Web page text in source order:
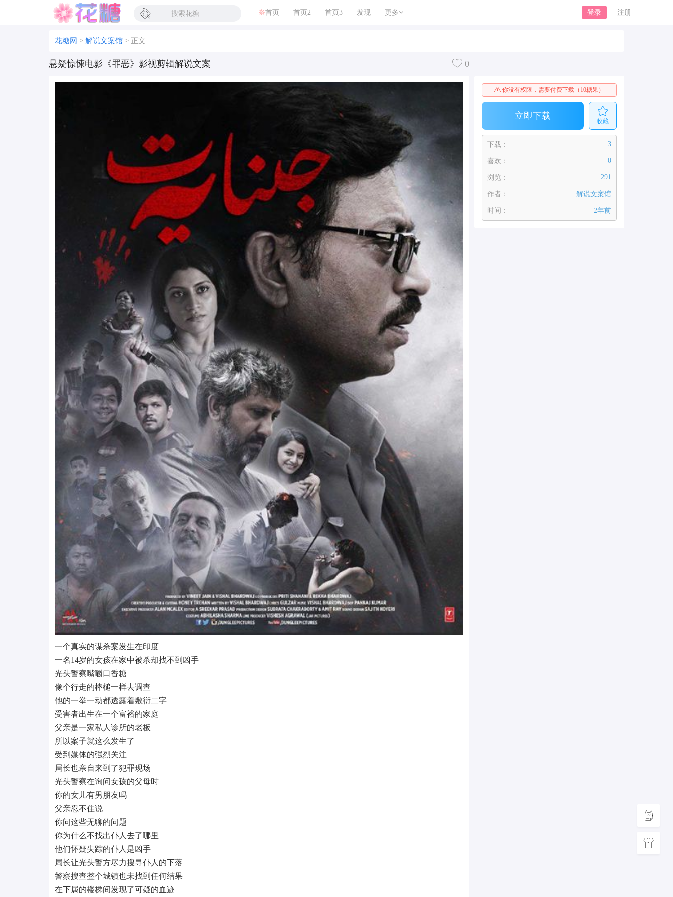
首页 首页2 首页3 发现 更多 登录 注册
花糖网 > 解说文案馆 > 正文
悬疑惊悚电影《罪恶》影视剪辑解说文案 0
一个真实的谋杀案发生在印度
一名14岁的女孩在家中被杀却找不到凶手
光头警察嘴嚼口香糖
像个行走的棒槌一样去调查
他的一举一动都透露着敷衍二字
受害者出生在一个富裕的家庭
父亲是一家私人诊所的老板
所以案子就这么发生了
受到媒体的强烈关注
局长也亲自来到了犯罪现场
光头警察在询问女孩的父母时
你的女儿有男朋友吗
父亲忍不住说
你问这些无聊的问题
你为什么不找出仆人去了哪里
他们怀疑失踪的仆人是凶手
局长让光头警方尽力搜寻仆人的下落
警察搜查整个城镇也未找到任何结果
在下属的楼梯间发现了可疑的血迹
你没有权限，需要付费下载（10糖果）
立即下载
收藏
下载： 3
喜欢： 0
浏览： 291
作者： 解说文案馆
时间： 2年前